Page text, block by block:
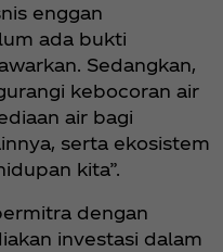
enggan
ada bukti
Sedangkan,
kebocoran air
air bagi
serta ekosistem
kita”.
dengan
investasi dalam